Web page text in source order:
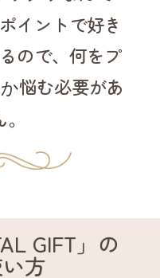
ポイントで好き
ので、 何をプ
悩む必要があ
GIFT」の
方